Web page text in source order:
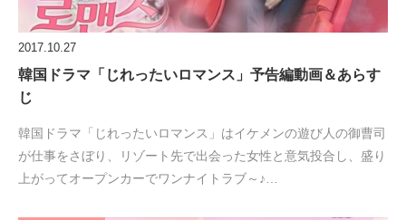
2017.10.27
韓国ドラマ「じれったいロマンス」予告編動画＆あらす
じ
韓国ドラマ「じれったいロマンス」はイケメンの遊び人の御曹司
が仕事をさぼり、リゾート先で出会った女性と意気投合し、盛り
上がってオープンカーでワンナイトラブ～♪…